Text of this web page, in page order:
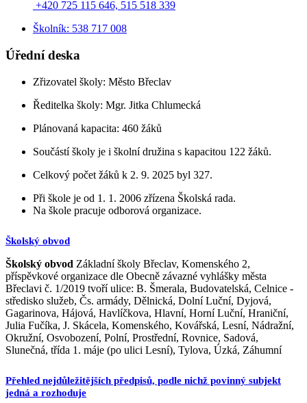
+420 725 115 646, 515 518 339
Školník: 538 717 008
Úřední deska
Zřizovatel školy: Město Břeclav
Ředitelka školy: Mgr. Jitka Chlumecká
Plánovaná kapacita: 460 žáků
Součástí školy je i školní družina s kapacitou 122 žáků.
Celkový počet žáků k 2. 9. 2025 byl 327.
Při škole je od 1. 1. 2006 zřízena Školská rada.
Na škole pracuje odborová organizace.
Školský obvod
Školský obvod Základní školy Břeclav, Komenského 2,
příspěvkové organizace dle Obecně závazné vyhlášky města
Břeclavi č. 1/2019 tvoří ulice: B. Šmerala, Budovatelská, Celnice -
středisko služeb, Čs. armády, Dělnická, Dolní Luční, Dyjová,
Gagarinova, Hájová, Havlíčkova, Hlavní, Horní Luční, Hraniční,
Julia Fučíka, J. Skácela, Komenského, Kovářská, Lesní, Nádražní,
Okružní, Osvobození, Polní, Prostřední, Rovnice, Sadová,
Slunečná, třída 1. máje (po ulici Lesní), Tylova, Úzká, Záhumní
Přehled nejdůležitějších předpisů, podle nichž povinný subjekt
jedná a rozhoduje